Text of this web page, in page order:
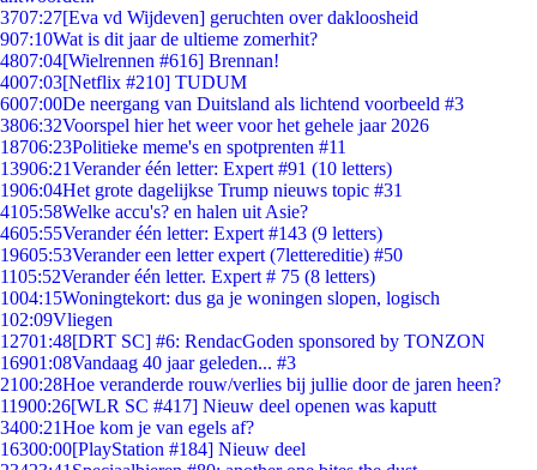
3707:27[Eva vd Wijdeven] geruchten over dakloosheid
907:10Wat is dit jaar de ultieme zomerhit?
4807:04[Wielrennen #616] Brennan!
4007:03[Netflix #210] TUDUM
6007:00De neergang van Duitsland als lichtend voorbeeld #3
3806:32Voorspel hier het weer voor het gehele jaar 2026
18706:23Politieke meme's en spotprenten #11
13906:21Verander één letter: Expert #91 (10 letters)
1906:04Het grote dagelijkse Trump nieuws topic #31
4105:58Welke accu's? en halen uit Asie?
4605:55Verander één letter: Expert #143 (9 letters)
19605:53Verander een letter expert (7lettereditie) #50
1105:52Verander één letter. Expert # 75 (8 letters)
1004:15Woningtekort: dus ga je woningen slopen, logisch
102:09Vliegen
12701:48[DRT SC] #6: RendacGoden sponsored by TONZON
16901:08Vandaag 40 jaar geleden... #3
2100:28Hoe veranderde rouw/verlies bij jullie door de jaren heen?
11900:26[WLR SC #417] Nieuw deel openen was kaputt
3400:21Hoe kom je van egels af?
16300:00[PlayStation #184] Nieuw deel